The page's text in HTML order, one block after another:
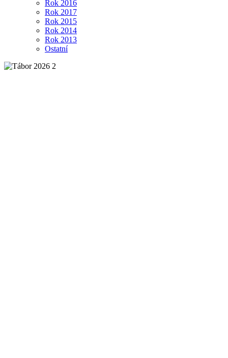
Rok 2016
Rok 2017
Rok 2015
Rok 2014
Rok 2013
Ostatní